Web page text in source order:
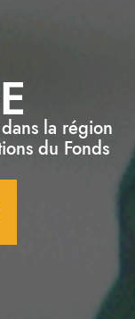
la région
du Fonds